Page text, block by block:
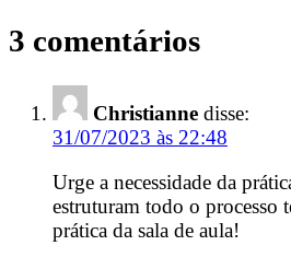
3 comentários
Christianne disse:
31/07/2023 às 22:48
Urge a necessidade da
estruturam todo o processo
prática da sala de aula!